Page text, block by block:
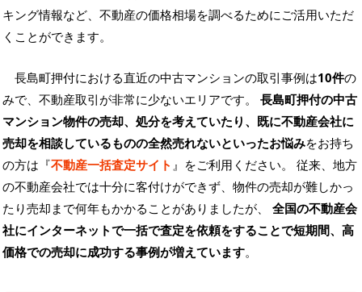
キング情報など、不動産の価格相場を調べるためにご活用いただ
くことができます。
長島町押付における直近の中古マンションの取引事例は10件の
みで、不動産取引が非常に少ないエリアです。 長島町押付の中古
マンション物件の売却、処分を考えていたり、既に不動産会社に
売却を相談しているものの全然売れないといったお悩みをお持ち
の方は『不動産一括査定サイト 』をご利用ください。 従来、地方
の不動産会社では十分に客付けができず、物件の売却が難しかっ
たり売却まで何年もかかることがありましたが、 全国の不動産会
社にインターネットで一括で査定を依頼をすることで短期間、高
価格での売却に成功する事例が増えています。